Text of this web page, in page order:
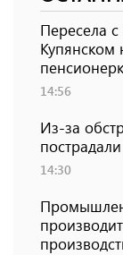
Пересела
Купянском
14:56
Из-за
14:30